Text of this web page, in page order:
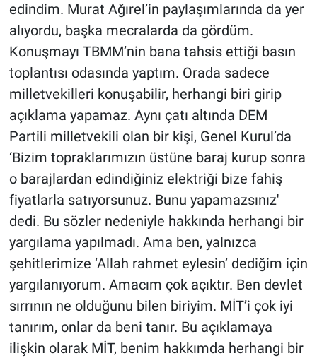
edindim. Murat Ağırel’in paylaşımlarında da yer
alıyordu, başka mecralarda da gördüm.
Konuşmayı TBMM’nin bana tahsis ettiği basın
toplantısı odasında yaptım. Orada sadece
milletvekilleri konuşabilir, herhangi biri girip
açıklama yapamaz. Aynı çatı altında DEM
Partili milletvekili olan bir kişi, Genel Kurul’da
‘Bizim topraklarımızın üstüne baraj kurup sonra
o barajlardan edindiğiniz elektriği bize fahiş
fiyatlarla satıyorsunuz. Bunu yapamazsınız'
dedi. Bu sözler nedeniyle hakkında herhangi bir
yargılama yapılmadı. Ama ben, yalnızca
şehitlerimize ‘Allah rahmet eylesin’ dediğim için
yargılanıyorum. Amacım çok açıktır. Ben devlet
sırrının ne olduğunu bilen biriyim. MİT’i çok iyi
tanırım, onlar da beni tanır. Bu açıklamaya
ilişkin olarak MİT, benim hakkımda herhangi bir